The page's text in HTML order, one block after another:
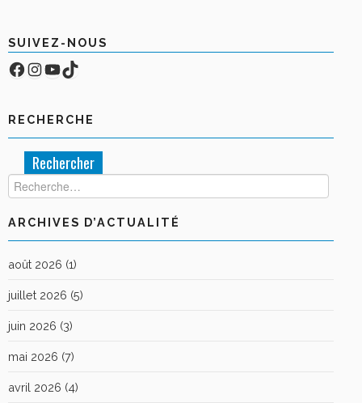
SUIVEZ-NOUS
Facebook
Compte Instagram
YouTube
TikTok
RECHERCHE
Rechercher :
ARCHIVES D’ACTUALITÉ
août 2026 (1)
juillet 2026 (5)
juin 2026 (3)
mai 2026 (7)
avril 2026 (4)